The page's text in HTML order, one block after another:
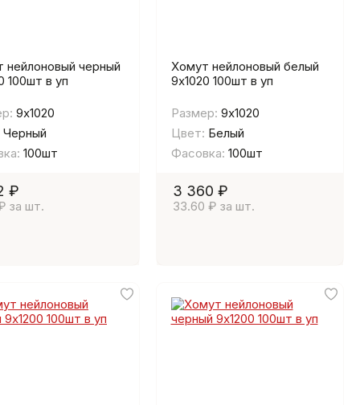
нейлоновый черный
100шт в уп
9х1020
Черный
100шт
₽
за шт.
Хомут нейлоновый белый
9х1020 100шт в уп
Размер: 9х1020
Цвет: Белый
Фасовка: 100шт
3 360 ₽
33.60 ₽ за шт.